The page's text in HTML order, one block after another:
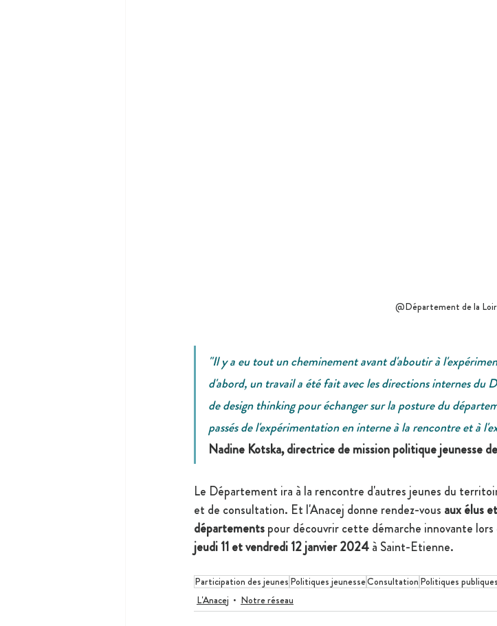
@Département de la
"Il y a eu tout un cheminement avant d'aboutir à
d'abord, un travail a été fait avec les directions internes du
de design thinking pour échanger sur la posture du
passés de l'expérimentation en interne à la rencontre et à
Nadine Kotska, directrice de mission politique jeunesse
Le Département ira à la rencontre d'autres jeunes du
et de consultation. Et l'Anacej donne rendez-vous aux élus
départements pour découvrir cette démarche innovante lors
jeudi 11 et vendredi 12 janvier 2024 à Saint-Etienne.
Participation des jeunes Politiques jeunesseConsultation Politiques publiques
L'Anacej
Notre réseau